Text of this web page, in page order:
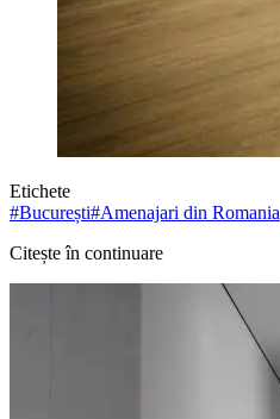
Etichete
#București#Amenajari din Romania
Citește în continuare